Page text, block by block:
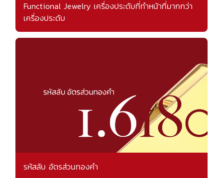
Functional Jewelry เครื่องประดับที่ทำหน้าที่มากกว่า
เครื่องประดับ
รหัสลับ อัตรส่วนทองคำ